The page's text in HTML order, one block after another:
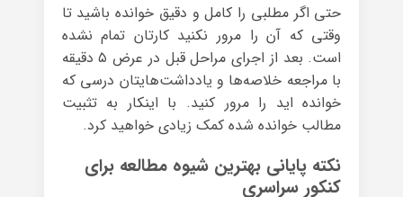
حتی اگر مطلبی را کامل و دقیق خوانده باشید تا
وقتی که آن را مرور نکنید کارتان تمام نشده
است. بعد از اجرای مراحل قبل در عرض ۵ دقیقه
با مراجعه خلاصه‌ها و یادداشت‌هایتان درسی که
خوانده اید را مرور کنید. با اینکار به تثبیت
مطالب خوانده شده کمک زیادی خواهید کرد.
نکته پایانی بهترین شیوه مطالعه برای
کنکور سراسری